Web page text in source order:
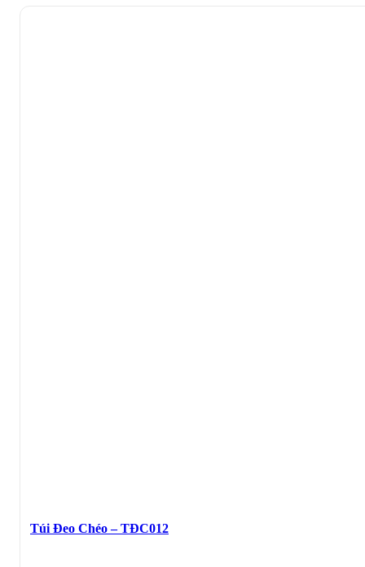
Túi Đeo Chéo – TĐC012